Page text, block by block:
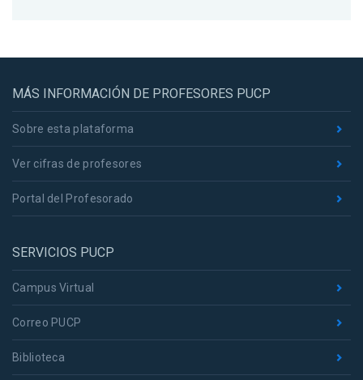
MÁS INFORMACIÓN DE PROFESORES PUCP
Sobre esta plataforma
Ver cifras de profesores
Portal del Profesorado
SERVICIOS PUCP
Campus Virtual
Correo PUCP
Biblioteca